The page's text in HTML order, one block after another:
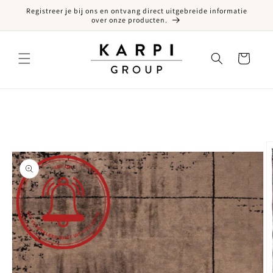
naar de content
Registreer je bij ons en ontvang direct uitgebreide informatie
over onze producten.
Winkelwagen
naar productinformatie